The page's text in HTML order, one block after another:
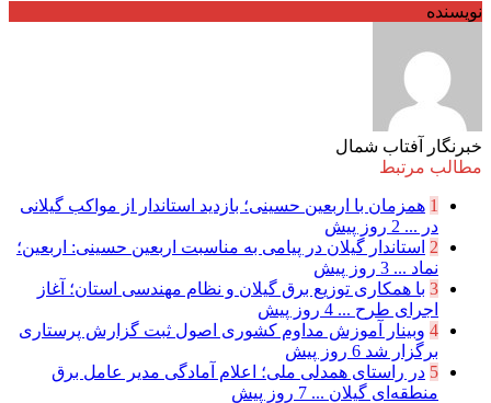
نویسنده
خبرنگار آفتاب شمال
مطالب مرتبط
1 همزمان با اربعین حسینی؛ بازدید استاندار از مواکب گیلانی
در ... 2 روز پیش
2 استاندار گیلان در پیامی به مناسبت اربعین حسینی: اربعین؛
نماد ... 3 روز پیش
3 با همکاری توزیع برق گیلان و نظام مهندسی استان؛ آغاز
اجرای طرح ... 4 روز پیش
4 وبینار آموزش مداوم کشوری اصول ثبت گزارش پرستاری
برگزار شد 6 روز پیش
5 در راستای همدلی ملی؛ اعلام آمادگی مدیر عامل برق
منطقه‌ای گیلان ... 7 روز پیش